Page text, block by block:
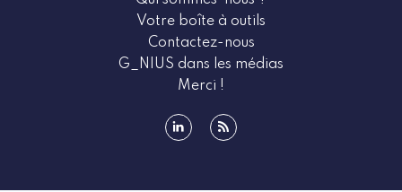
Votre boîte à outils
Contactez-nous
G_NIUS dans les médias
Merci !